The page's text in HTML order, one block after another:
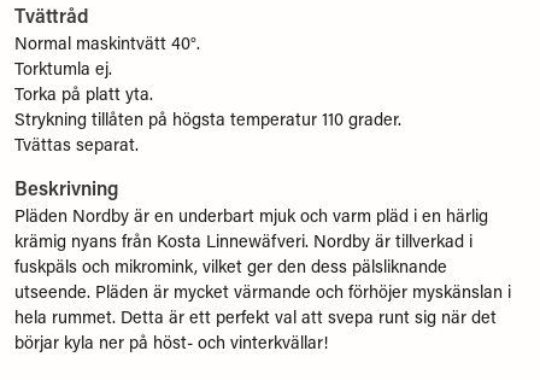
Tvättråd
Normal maskintvätt 40°.
Torktumla ej.
Torka på platt yta.
Strykning tillåten på högsta temperatur 110 grader.
Tvättas separat.
Beskrivning
Pläden Nordby är en underbart mjuk och varm pläd i en härlig
krämig nyans från Kosta Linnewäfveri. Nordby är tillverkad i
fuskpäls och mikromink, vilket ger den dess pälsliknande
utseende. Pläden är mycket värmande och förhöjer myskänslan i
hela rummet. Detta är ett perfekt val att svepa runt sig när det
börjar kyla ner på höst- och vinterkvällar!